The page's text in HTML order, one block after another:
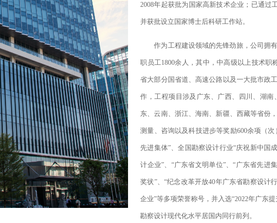
2008年起获批为国家高新技术企业；已通过
并获批设立国家博士后科研工作站。
作为工程建设领域的先锋劲旅，公司拥
职员工1800余人，其中，中高级以上技术职
省大部分国省道、高速公路以及一大批市政
作，工程项目涉及广东、广西、四川、湖
东、云南、浙江、海南、新疆、西藏等省份
测量、咨询以及科技进步等奖励600余项（
先进集体”、全国勘察设计行业“庆祝新中国
计企业”、“广东省文明单位”、“广东省先进
奖状”、“纪念改革开放40年广东省勘察设计
企业”等多项荣誉称号，并入选“2022年广东
勘察设计现代化水平居国内同行前列。